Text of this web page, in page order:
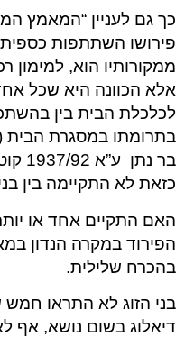
כך גם לעניין “המאמץ
פירושו השתתפות
ממקורותיו הוא,
אלא הכוונה היא שכל
לכלכלת הבית בין
בר
כזאת לא התקיימה בין בני
האם התקיים אחד או
הפירוד במקרה הנדון
בהכרח שלילית.
בני הזוג לא התראו
דיאלוג בשום נושא, אף